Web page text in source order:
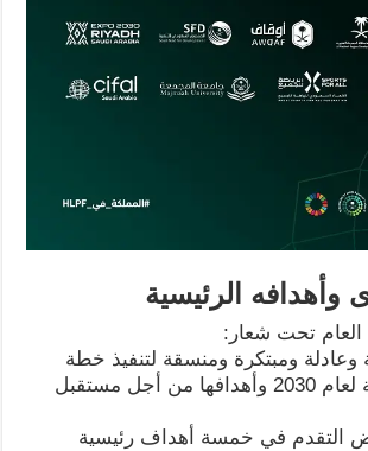
وأهدافه الرئيسية
العام تحت شعار:
وعادلة ومبتكرة ومنسقة لتنفيذ خطة
التنمية المستدامة لعام 2030 وأهدافها من أجل مستقبل
التقدم في خمسة أهداف رئيسية